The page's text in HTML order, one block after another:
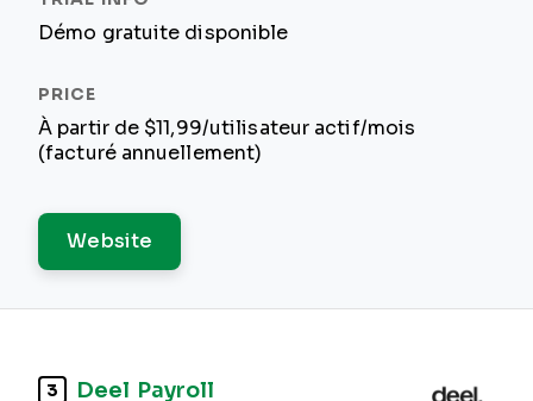
Démo gratuite disponible
À partir de $11,99/utilisateur actif/mois
(facturé annuellement)
Website
3 Deel Payroll